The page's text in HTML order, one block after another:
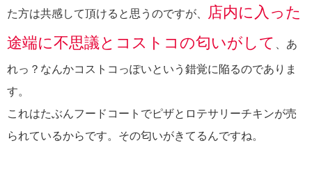
た方は共感して頂けると思うのですが、
店内に入った
途端に不思議とコストコの匂いがして
、あ
れっ？なんかコストコっぽいという錯覚に陥るのでありま
す。
これはたぶんフードコートでピザとロテサリーチキンが売
られているからです。その匂いがきてるんですね。